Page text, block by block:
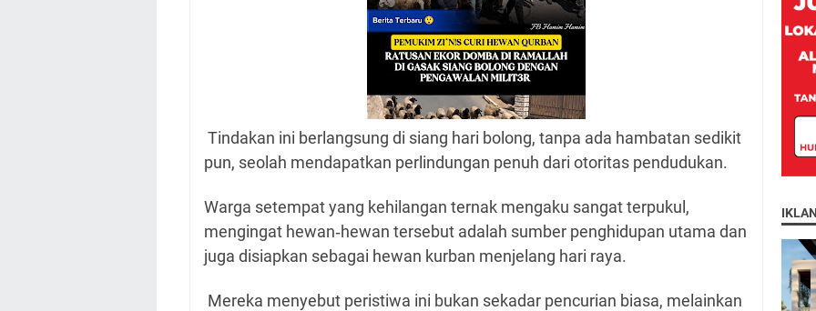
Tindakan ini berlangsung di siang hari bolong, tanpa ada hambatan sedikit
pun, seolah mendapatkan perlindungan penuh dari otoritas pendudukan.
Warga setempat yang kehilangan ternak mengaku sangat terpukul,
mengingat hewan‑hewan tersebut adalah sumber penghidupan utama dan
juga disiapkan sebagai hewan kurban menjelang hari raya.
Mereka menyebut peristiwa ini bukan sekadar pencurian biasa, melainkan